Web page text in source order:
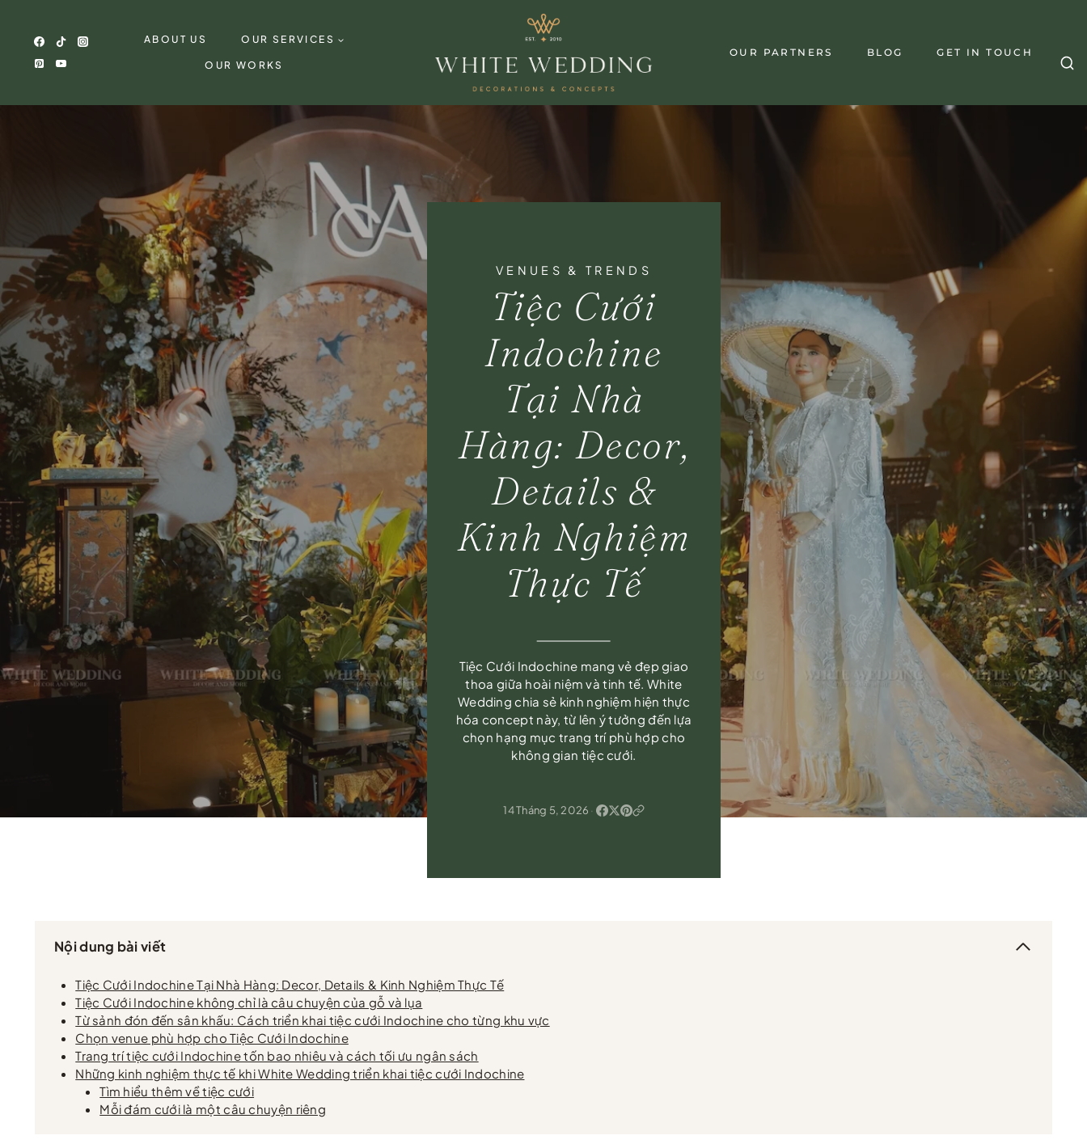
content
ABOUT US OUR SERVICES
OUR WORKS
OUR PARTNERS BLOG GET IN TOUCH
VENUES & TRENDS
Tiệc Cưới
Indochine
Tại Nhà
Hàng: Decor,
Details &
Kinh Nghiệm
Thực Tế
Tiệc Cưới Indochine mang vẻ đẹp giao
thoa giữa hoài niệm và tinh tế. White
Wedding chia sẻ kinh nghiệm hiện thực
hóa concept này, từ lên ý tưởng đến lựa
chọn hạng mục trang trí phù hợp cho
không gian tiệc cưới.
14 Tháng 5, 2026 ·
Nội dung bài viết
Tiệc Cưới Indochine Tại Nhà Hàng: Decor, Details & Kinh Nghiệm Thực Tế
Tiệc Cưới Indochine không chỉ là câu chuyện của gỗ và lụa
Từ sảnh đón đến sân khấu: Cách triển khai tiệc cưới Indochine cho từng khu vực
Chọn venue phù hợp cho Tiệc Cưới Indochine
Trang trí tiệc cưới Indochine tốn bao nhiêu và cách tối ưu ngân sách
Những kinh nghiệm thực tế khi White Wedding triển khai tiệc cưới Indochine
Tìm hiểu thêm về tiệc cưới
Mỗi đám cưới là một câu chuyện riêng